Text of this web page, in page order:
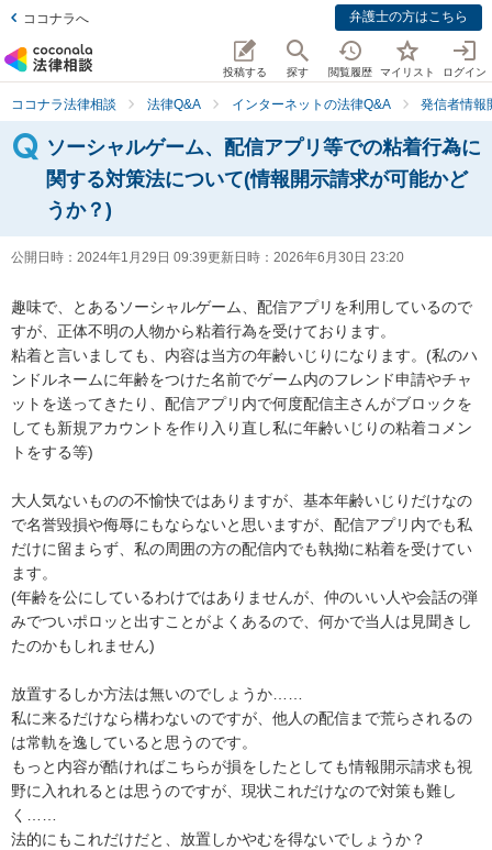
ココナラへ 弁護士の方はこちら
投稿する 探す 閲覧履歴 マイリスト ログイン
ココナラ法律相談 法律Q&A インターネットの法律Q&A 発信者情報
ソーシャルゲーム、配信アプリ等での粘着行為に
関する対策法について(情報開示請求が可能かど
うか？)
公開日時： 2024年1月29日 09:39更新日時： 2026年6月30日 23:20
趣味で、とあるソーシャルゲーム、配信アプリを利用しているので
すが、正体不明の人物から粘着行為を受けております。
粘着と言いましても、内容は当方の年齢いじりになります。(私のハ
ンドルネームに年齢をつけた名前でゲーム内のフレンド申請やチャ
ットを送ってきたり、配信アプリ内で何度配信主さんがブロックを
しても新規アカウントを作り入り直し私に年齢いじりの粘着コメン
トをする等)
大人気ないものの不愉快ではありますが、基本年齢いじりだけなの
で名誉毀損や侮辱にもならないと思いますが、配信アプリ内でも私
だけに留まらず、私の周囲の方の配信内でも執拗に粘着を受けてい
ます。
(年齢を公にしているわけではありませんが、仲のいい人や会話の弾
みでついポロッと出すことがよくあるので、何かで当人は見聞きし
たのかもしれません)
放置するしか方法は無いのでしょうか……
私に来るだけなら構わないのですが、他人の配信まで荒らされるの
は常軌を逸していると思うのです。
もっと内容が酷ければこちらが損をしたとしても情報開示請求も視
野に入れれるとは思うのですが、現状これだけなので対策も難し
く……
法的にもこれだけだと、放置しかやむを得ないでしょうか？